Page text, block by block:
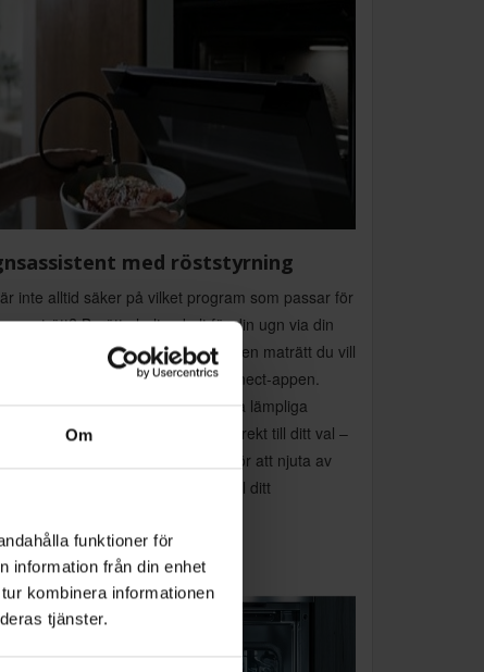
Om
funktioner för
information från din enhet
kombinera informationen
tjänster.
med röststyrning
inte alltid säker på vilket program som passar för
maträtt? Berätta helt enkelt för din ugn via din
Alexa Voice Control-enhet vilken maträtt du vill
Eller, alternativt, via Home Connect-appen.
kommer då att föreslå lämpliga
eller program och växla direkt till ditt val –
genväg som verkligen sparar tid. För att njuta av
anslut bara din ugn till ditt